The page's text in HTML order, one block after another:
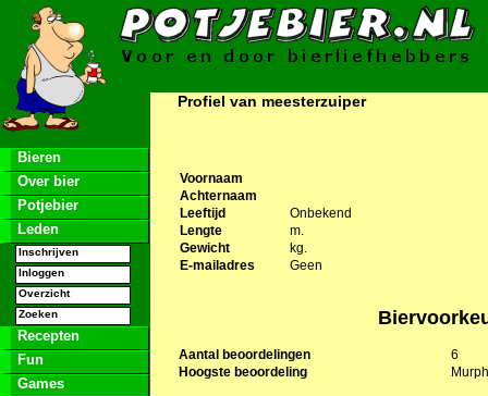
Bieren
Over bier
Potjebier
Leden
Inschrijven
Inloggen
Overzicht
Zoeken
Recepten
Fun
Games
Profiel van meesterzuiper
Voornaam
Achternaam
Leeftijd
Onbekend
Lengte
m.
Gewicht
kg.
E-mailadres
Geen
Aantal beoordelingen
6
Hoogste beoordeling